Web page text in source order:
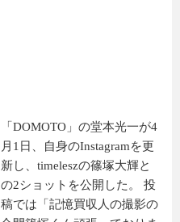
「DOMOTO」の堂本光一が4
月1日、自身のInstagramを更
新し、timeleszの篠塚大輝と
の2ショットを公開した。 投
稿では「記憶買収人の撮影の